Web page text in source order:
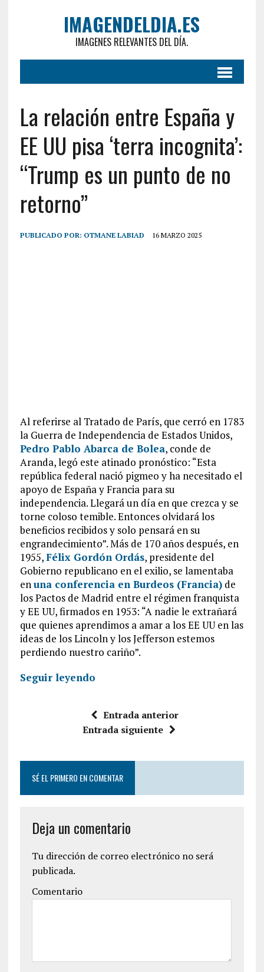
IMAGENDELDIA.ES
IMAGENES RELEVANTES DEL DÍA.
La relación entre España y
EE UU pisa ‘terra incognita’:
“Trump es un punto de no
retorno”
PUBLICADO POR: OTMANE LABIAD 16 MARZO 2025
Al referirse al Tratado de París, que cerró en 1783
la Guerra de Independencia de Estados Unidos,
Pedro Pablo Abarca de Bolea, conde de
Aranda, legó este atinado pronóstico: “Esta
república federal nació pigmeo y ha necesitado el
apoyo de España y Francia para su
independencia. Llegará un día en que crezca y se
torne coloso temible. Entonces olvidará los
beneficios recibidos y solo pensará en su
engrandecimiento”. Más de 170 años después, en
1955,Félix Gordón Ordás, presidente del
Gobierno republicano en el exilio, se lamentaba
enuna conferencia en Burdeos (Francia)de
los Pactos de Madrid entre el régimen franquista
y EE UU, firmados en 1953: “A nadie le extrañará
que quienes aprendimos a amar a los EE UU en las
ideas de los Lincoln y los Jefferson estemos
perdiendo nuestro cariño”.
Seguir leyendo
Entrada anterior
Entrada siguiente
SÉ EL PRIMERO EN COMENTAR
Deja un comentario
Tu dirección de correo electrónico no será
publicada.
Comentario